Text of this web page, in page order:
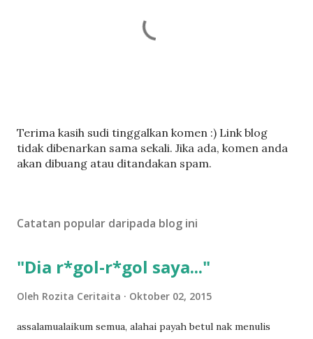
C
a
t
l
Terima kasih sudi tinggalkan komen :) Link blog
tidak dibenarkan sama sekali. Jika ada, komen anda
akan dibuang atau ditandakan spam.
Catatan popular daripada blog ini
"Dia r*gol-r*gol saya..."
Oleh Rozita Ceritaita Oktober 02, 2015
assalamualaikum semua, alahai payah betul nak menulis